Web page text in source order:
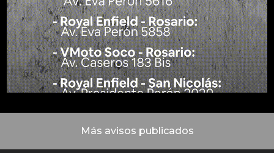
Más avisos publicados